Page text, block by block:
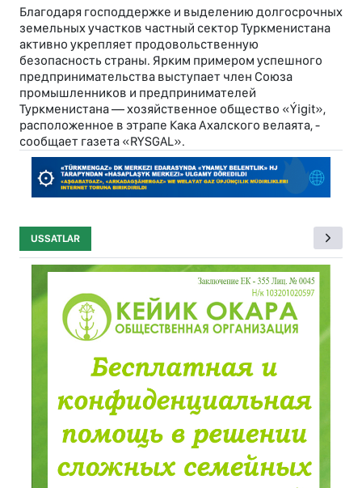
Благодаря господдержке и выделению долгосрочных
земельных участков частный сектор Туркменистана
активно укрепляет продовольственную
безопасность страны. Ярким примером успешного
предпринимательства выступает член Союза
промышленников и предпринимателей
Туркменистана — хозяйственное общество «Ýigit»,
расположенное в этрапе Кака Ахалского велаята, -
сообщает газета «RYSGAL».
USSATLAR